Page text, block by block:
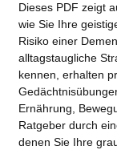
Dieses PDF zeigt
wie Sie Ihre
Risiko einer
alltagstaugliche
kennen, erhalten
Ernährung,
Ratgeber durch
denen Sie Ihre